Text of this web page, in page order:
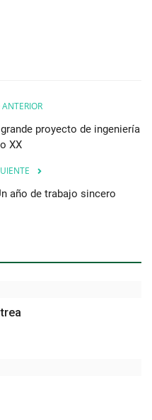
proyecto de ingeniería
XX
año de trabajo sincero